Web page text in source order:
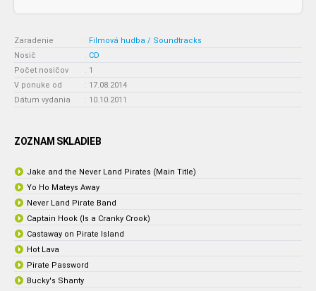
Zaradenie : Filmová hudba / Soundtracks
Nosič
: CD
Počet nosičov
: 1
V ponuke od
: 17.08.2014
Dátum vydania
: 10.10.2011
ZOZNAM SKLADIEB
Jake and the Never Land Pirates (Main Title)
Yo Ho Mateys Away
Never Land Pirate Band
Captain Hook (Is a Cranky Crook)
Castaway on Pirate Island
Hot Lava
Pirate Password
Bucky's Shanty